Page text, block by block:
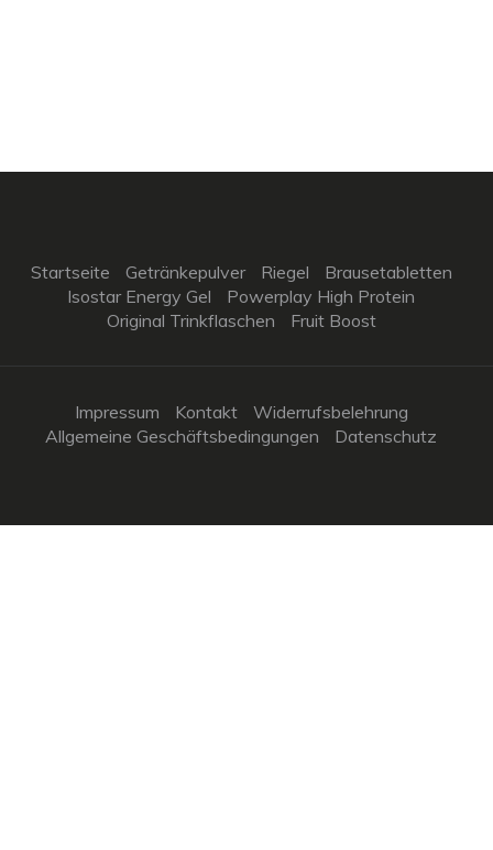
Startseite Getränkepulver Riegel
Brausetabletten
Isostar Energy Gel
Powerplay High Protein
Original Trinkflaschen
Fruit Boost
Impressum Kontakt
Widerrufsbelehrung
Allgemeine Geschäftsbedingungen
Datenschutz